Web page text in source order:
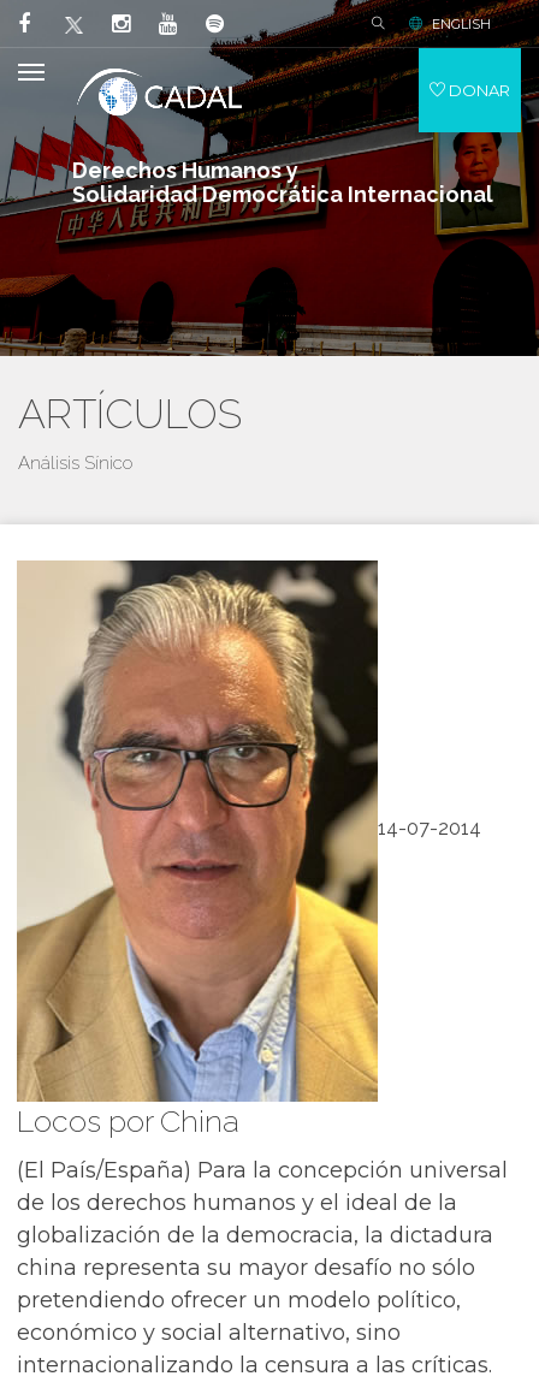
Derechos Humanos y
Solidaridad Democrática Internacional
ENGLISH
DONAR
ARTÍCULOS
Análisis Sínico
14-07-2014
Locos por China
(El País/España) Para la concepción universal
de los derechos humanos y el ideal de la
globalización de la democracia, la dictadura
china representa su mayor desafío no sólo
pretendiendo ofrecer un modelo político,
económico y social alternativo, sino
internacionalizando la censura a las críticas.